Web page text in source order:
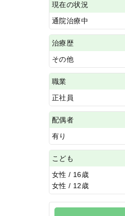
現在の状況
通院治療中
治療歴
その他
職業
正社員
配偶者
有り
こども
女性 / 16歳
女性 / 12歳